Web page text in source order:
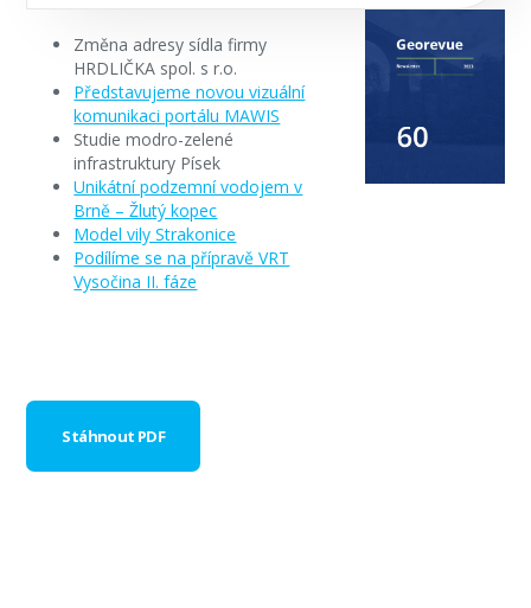
Změna adresy sídla firmy
HRDLIČKA spol. s r.o.
Představujeme novou vizuální
komunikaci portálu MAWIS
Studie modro-zelené
infrastruktury Písek
Unikátní podzemní vodojem v
Brně – Žlutý kopec
Model vily Strakonice
Podílíme se na přípravě VRT
Vysočina II. fáze
Stáhnout PDF